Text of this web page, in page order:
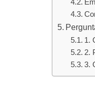
1.
2.
3.